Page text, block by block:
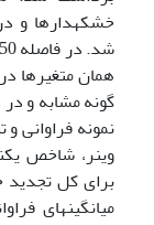
خشکه­دارها و
همان متغیرها
گونه مشابه و
نمونه فراوانی
وینر، شاخص
برای کل
میانگینهای